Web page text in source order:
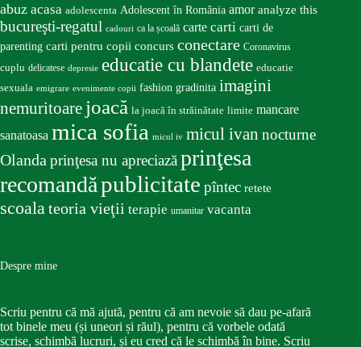
abuz acasa adolescenta Adolescent în România amor analyze this
bucureşti-regatul cadouri ca la școală carte carti carti de
parenting carti pentru copii concurs conectare Coronavirus
cuplu delicatese depresie educatie cu blandete educatie
sexuala emigrare evenimente copii fashion gradinita imagini
nemuritoare joacă la joacă în străinătate limite mancare
sanatoasa mica sofia micul iv micul ivan nocturne
Olandaprinţesa nu apreciazăprinţesa
recomandăpublicitate pîntec retete
scoalateoria vieţii terapie umanitar vacanta
Despre mine
Scriu pentru că mă ajută, pentru că am nevoie să dau pe-afară
tot binele meu (și uneori și răul), pentru că vorbele odată
scrise, schimbă lucruri, și eu cred că le schimbă în bine. Scriu